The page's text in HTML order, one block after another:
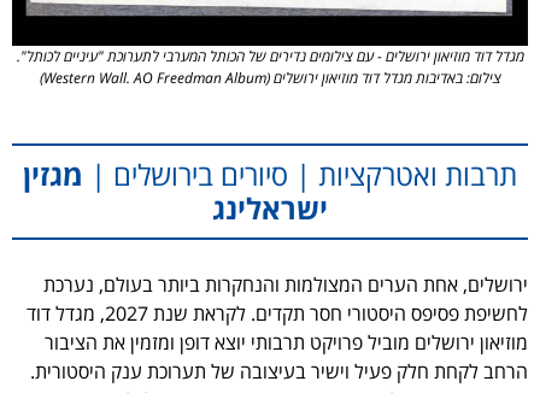
מגדל דוד מוזיאון ירושלים - עם צילומים נדירים של הכותל המערבי לתערוכת "עיניים לכותל".
צילום: באדיבות מגדל דוד מוזיאון ירושלים (Western Wall. AO Freedman Album)
תרבות ואטרקציות | סיורים בירושלים | מגזין
ישראלינג
ירושלים, אחת הערים המצולמות והנחקרות ביותר בעולם, נערכת
לחשיפת פסיפס היסטורי חסר תקדים. לקראת שנת 2027, מגדל דוד
מוזיאון ירושלים מוביל פרויקט תרבותי יוצא דופן ומזמין את הציבור
הרחב לקחת חלק פעיל וישיר בעיצובה של תערוכת ענק היסטורית.